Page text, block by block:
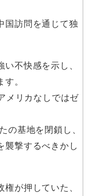
国訪問を通じて独
不快感を示し、
。
メリカなしではゼ
の基地を閉鎖し、
襲撃するべきかし
が押していた、